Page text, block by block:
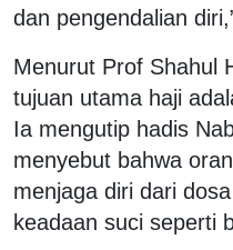
dan pengendalian
Menurut Prof Shahul
tujuan utama haji
Ia mengutip hadis
menyebut bahwa
menjaga diri dari
keadaan suci seperti